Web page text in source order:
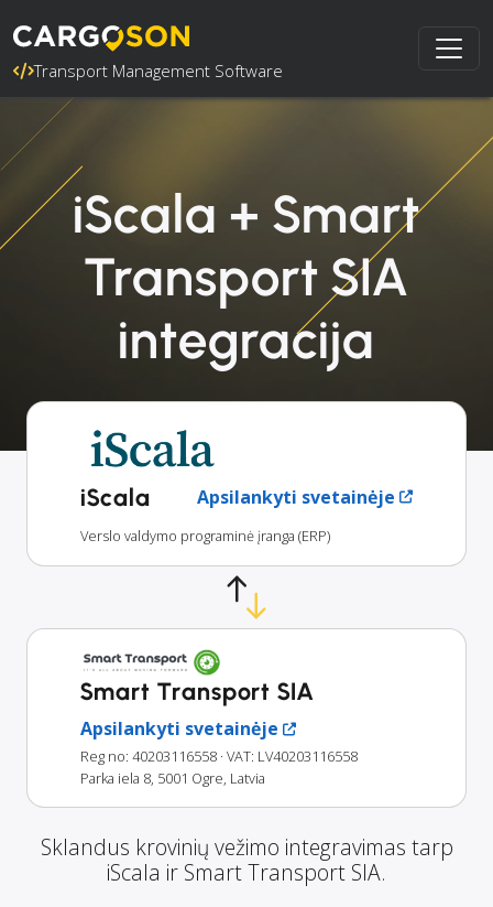
Transport Management Software
iScala + Smart
Transport SIA
integracija
iScala Apsilankyti svetainėje
Verslo valdymo programinė įranga (ERP)
Smart Transport SIA
Apsilankyti svetainėje
Reg no: 40203116558 · VAT: LV40203116558
Parka iela 8, 5001 Ogre, Latvia
Sklandus krovinių vežimo integravimas tarp
iScala ir Smart Transport SIA.